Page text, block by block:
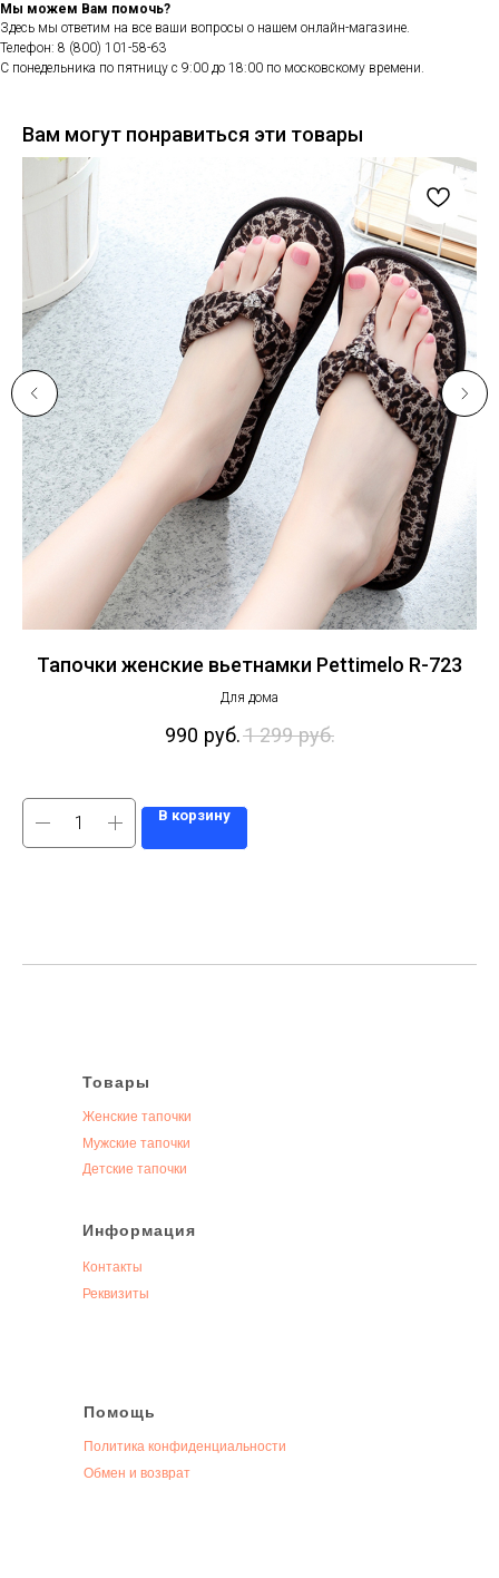
Мы можем Вам помочь?
Здесь мы ответим на все ваши вопросы о нашем онлайн-магазине.
Телефон: 8 (800) 101-58-63
С понедельника по пятницу с 9:00 до 18:00 по московскому времени.
Вам могут понравиться эти товары
Тапочки женские вьетнамки Pettimelo R-723
Для дома
990 руб.1 299 руб.
В корзину
Товары
Женские тапочки
Мужские тапочки
Детские тапочки
Информация
Контакты
Реквизиты
Помощь
Политика конфиденциальности
Обмен и возврат